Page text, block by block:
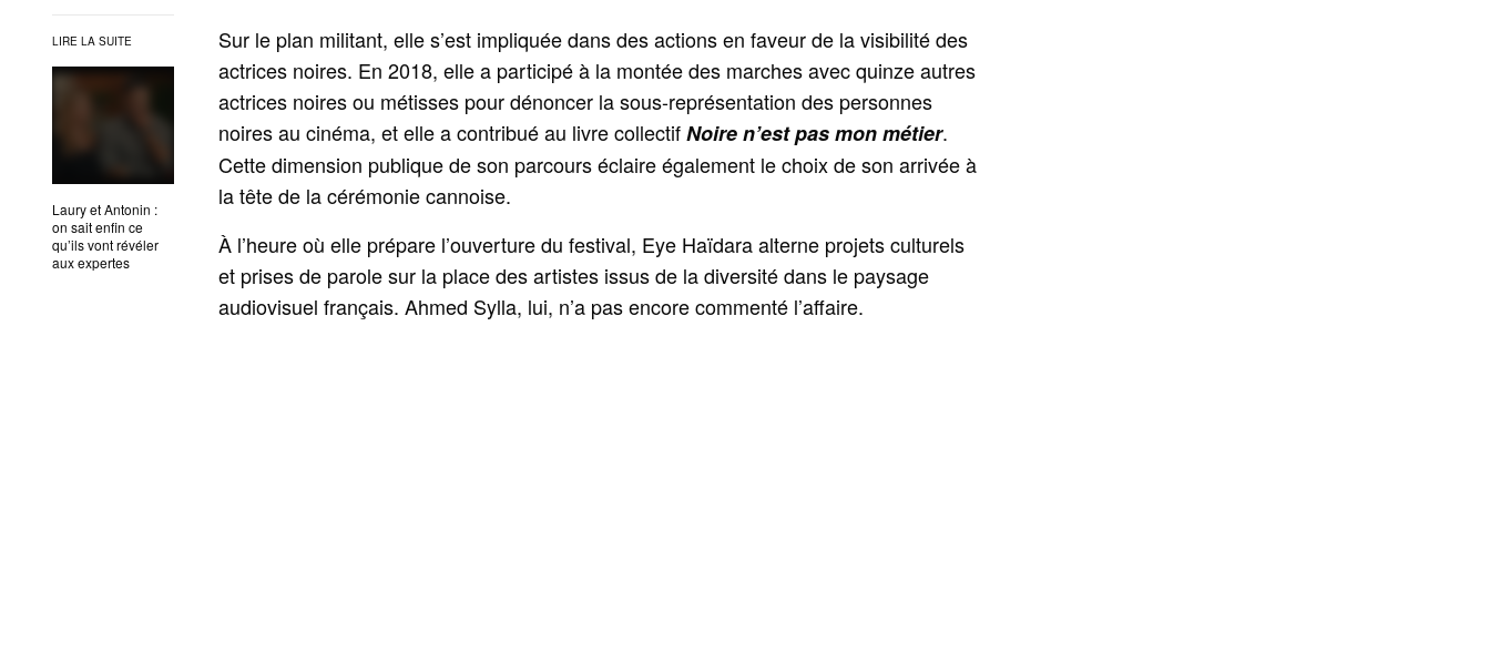
LIRE LA SUITE
Laury et Antonin :
on sait enfin ce
qu’ils vont révéler
aux expertes
Sur le plan militant, elle s’est impliquée dans des actions en faveur de la visibilité des
actrices noires. En 2018, elle a participé à la montée des marches avec quinze autres
actrices noires ou métisses pour dénoncer la sous-représentation des personnes
noires au cinéma, et elle a contribué au livre collectifNoire n’est pas mon métier.
Cette dimension publique de son parcours éclaire également le choix de son arrivée à
la tête de la cérémonie cannoise.
À l’heure où elle prépare l’ouverture du festival, Eye Haïdara alterne projets culturels
et prises de parole sur la place des artistes issus de la diversité dans le paysage
audiovisuel français. Ahmed Sylla, lui, n’a pas encore commenté l’affaire.